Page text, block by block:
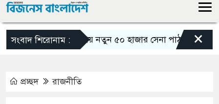
সংবাদ শিরোনাম :
রাশিয়ায় নতুন ৫০ হাজার সেনা পাঠাচ্ছে উত্তর কোরিয়া,
×
প্রচ্ছদ রাজনীতি